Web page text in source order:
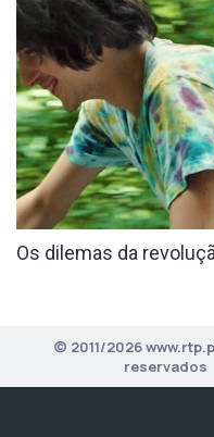
Os dilemas da
© 2011/2026
reservados